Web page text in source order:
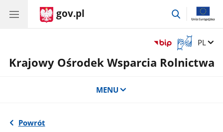
gov.pl
przejdź
Otwórz
okno
z
Zmień
PL
Krajowy Ośrodek Wsparcia Rolnictwa
MENU
Powrót